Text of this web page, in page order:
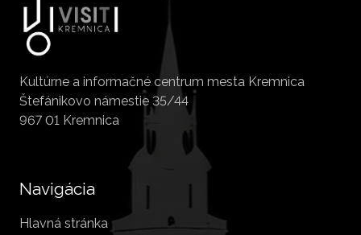
Kultúrne a informačné centrum mesta Kremnica
Štefánikovo námestie 35/44
967 01 Kremnica
Navigácia
Hlavná stránka